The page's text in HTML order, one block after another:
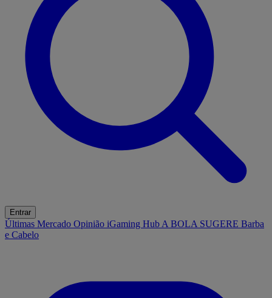
Entrar
Últimas Mercado Opinião iGaming Hub A BOLA SUGERE Barba
e Cabelo